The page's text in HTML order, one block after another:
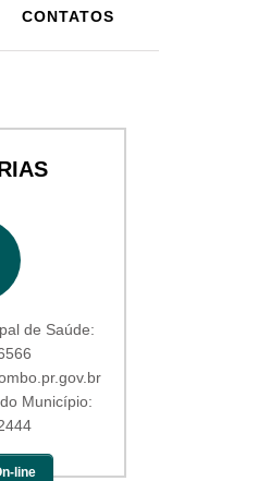
CONTATOS
de Saúde:
Município:
line